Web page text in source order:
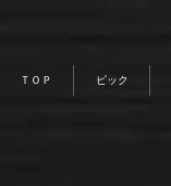
ＴＯＰ ピック